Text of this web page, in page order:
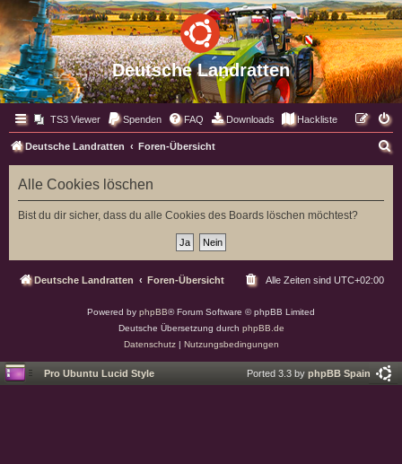
Deutsche Landratten
TS3 Viewer Spenden FAQ Downloads Hackliste
Deutsche Landratten Foren-Übersicht
u
Alle Cookies löschen
Bist du dir sicher, dass du alle Cookies des Boards löschen möchtest?
Deutsche Landratten Foren-Übersicht Alle Zeiten sind UTC+02:00
Powered by phpBB® Forum Software © phpBB Limited
Deutsche Übersetzung durch phpBB.de
Datenschutz| Nutzungsbedingungen
Pro Ubuntu Lucid Style Ported 3.3 by phpBB Spain